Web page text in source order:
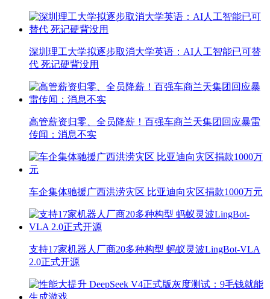
深圳理工大学拟逐步取消大学英语：AI人工智能已可替
代 死记硬背没用
高管薪资归零、全员降薪！百强车商兰天集团回应暴雷
传闻：消息不实
车企集体驰援广西洪涝灾区 比亚迪向灾区捐款1000万元
支持17家机器人厂商20多种构型 蚂蚁灵波LingBot-VLA
2.0正式开源